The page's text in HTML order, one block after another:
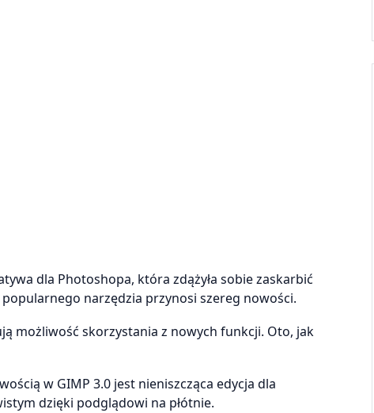
dla Photoshopa, która zdążyła sobie zaskarbić
narzędzia przynosi szereg nowości.
możliwość skorzystania z nowych funkcji. Oto, jak
w GIMP 3.0 jest nieniszcząca edycja dla
dzięki podglądowi na płótnie.